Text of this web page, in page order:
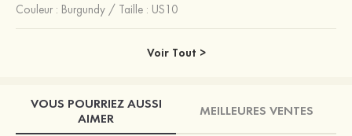
Couleur : Burgundy / Taille : US10
Voir Tout >
VOUS POURRIEZ AUSSI
AIMER
MEILLEURES VENTES